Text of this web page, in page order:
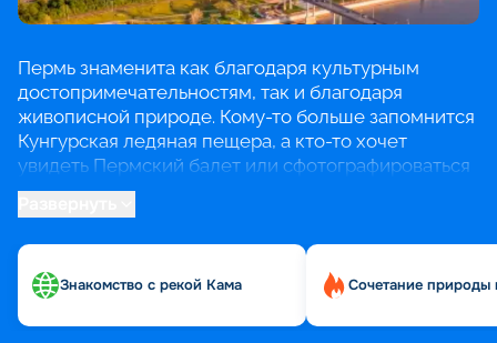
Пермь знаменита как благодаря культурным
достопримечательностям, так и благодаря
живописной природе. Кому-то больше запомнится
Кунгурская ледяная пещера, а кто-то хочет
увидеть Пермский балет или сфотографироваться
у арт-объекта «Счастье не за горами».
В круизах из Перми можно не только
Волге, добраться до городов Золотого кольца и
Татарстана и даже совершить круиз к Соловецким
Знакомство с рекой Кама Сочетание природы